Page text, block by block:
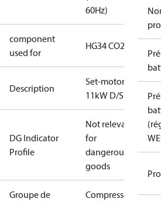
60Hz)
component
used for
HG34 CO2 T
Description
Set-motor
11kW D/S
DG Indicator
Profile
Not relevant
for
dangerous
goods
Groupe de
Compressors